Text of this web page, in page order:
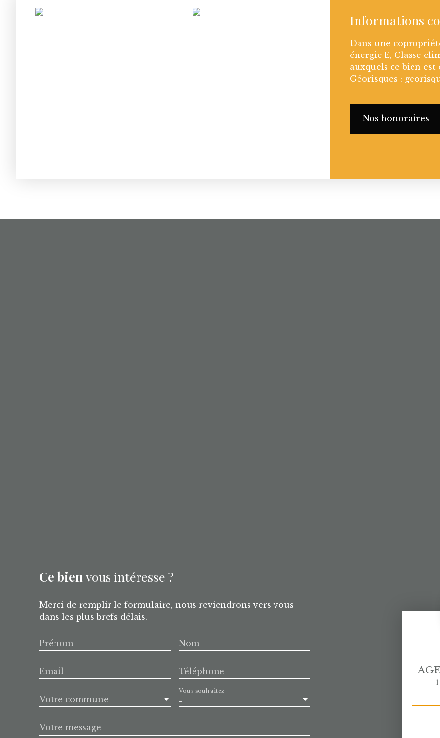
Informations
Dans une
énergie E, Classe
auxquels ce bien
Géorisques :
Nos honoraires
Ce bien vous intéresse ?
Merci de remplir le formulaire, nous reviendrons vers vous
dans les plus brefs délais.
Prénom Nom
Email Téléphone
Votre commune -
Vous souhaitez
Votre message